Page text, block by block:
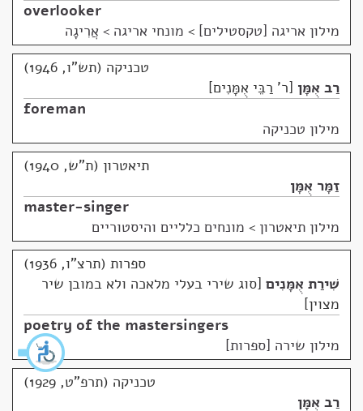
overlooker
מילון אריגה [טקסטילים] > מונחי אריגה > אֲרִיגָה
טכניקה (תש"ו, 1946)
רַב אֻמָּן ר' רַבֵּי אֻמָּנִים
foreman
מילון טכניקה
תיאטרון (ת"ש, 1940)
זַמָּר אֻמָּן
master-singer
מילון תיאטרון > מונחים כלליים והיסטוריים
ספרות (תרצ"ו, 1936)
שִׁירַת אֻמָּנִים סוג שירי בעלי מלאכה ולא במובן שיר
מצוין
poetry of the mastersingers
מילון שירה [ספרות]
טכניקה (תרפ"ט, 1929)
רַב אֻמָּן